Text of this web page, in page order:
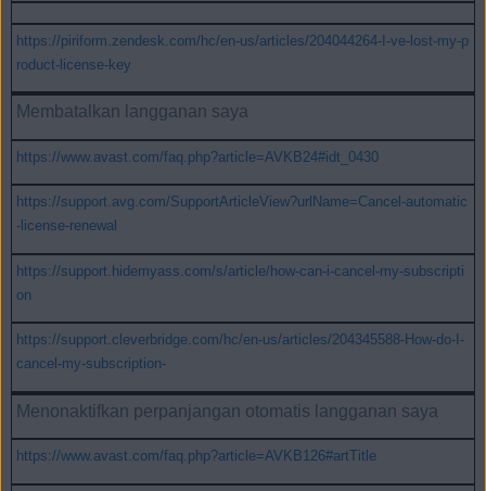
https://piriform.zendesk.com/hc/en-us/articles/204044264-I-ve-lost-my-p
roduct-license-key
Membatalkan langganan saya
https://www.avast.com/faq.php?article=AVKB24#idt_0430
https://support.avg.com/SupportArticleView?urlName=Cancel-automatic
-license-renewal
https://support.hidemyass.com/s/article/how-can-i-cancel-my-subscripti
on
https://support.cleverbridge.com/hc/en-us/articles/204345588-How-do-I-
cancel-my-subscription-
Menonaktifkan perpanjangan otomatis langganan saya
https://www.avast.com/faq.php?article=AVKB126#artTitle